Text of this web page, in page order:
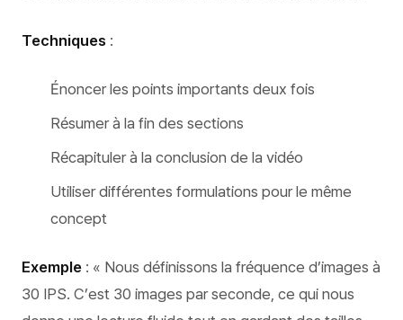
Techniques :
Énoncer les points importants deux fois
Résumer à la fin des sections
Récapituler à la conclusion de la vidéo
Utiliser différentes formulations pour le même
concept
Exemple : « Nous définissons la fréquence d’images à
30 IPS. C’est 30 images par seconde, ce qui nous